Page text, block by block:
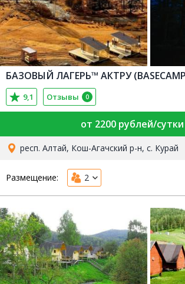
БАЗОВЫЙ ЛАГЕРЬ™ АКТРУ
9,1 Отзывы 0
от 2200 рублей/сутки
респ. Алтай, Кош-Агачский р-н, с. Курай
Размещение: 2